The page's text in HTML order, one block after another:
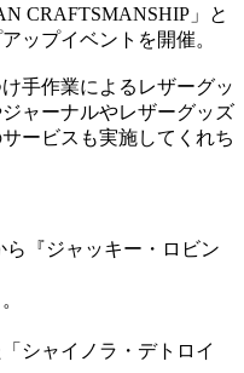
CRAFTSMANSHIP」と
ップイベントを開催。
手作業によるレザーグッ
ャーナルやレザーグッズ
ービスも実施してくれち
ら『ジャッキー・ロビン
シャイノラ・デトロイ